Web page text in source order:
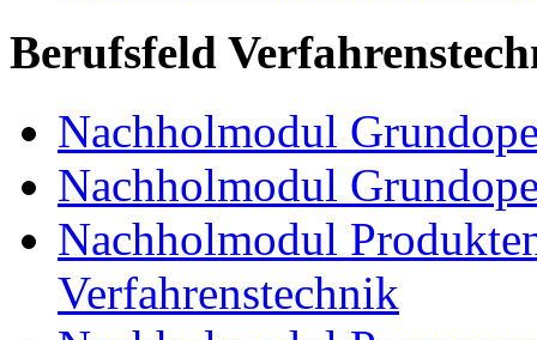
Berufsfeld
Nachholmodul
Nachholmodul
Nachholmodul
Verfahrenstechnik